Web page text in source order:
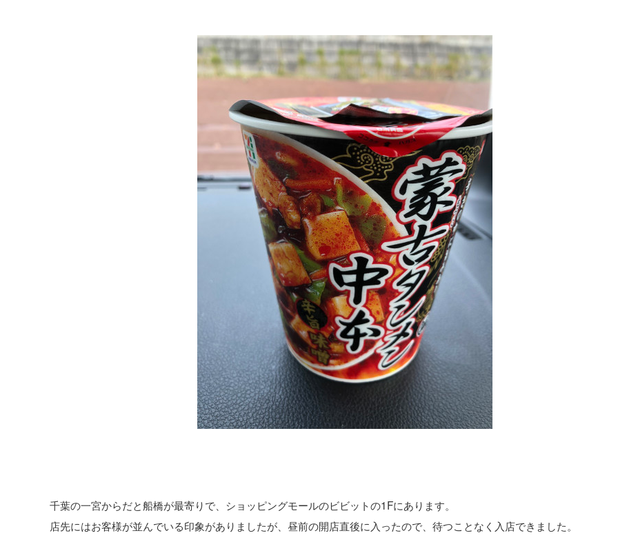
千葉の一宮からだと船橋が最寄りで、ショッピングモールのビビットの1Fにあります。
店先にはお客様が並んでいる印象がありましたが、昼前の開店直後に入ったので、待つことなく入店できました。